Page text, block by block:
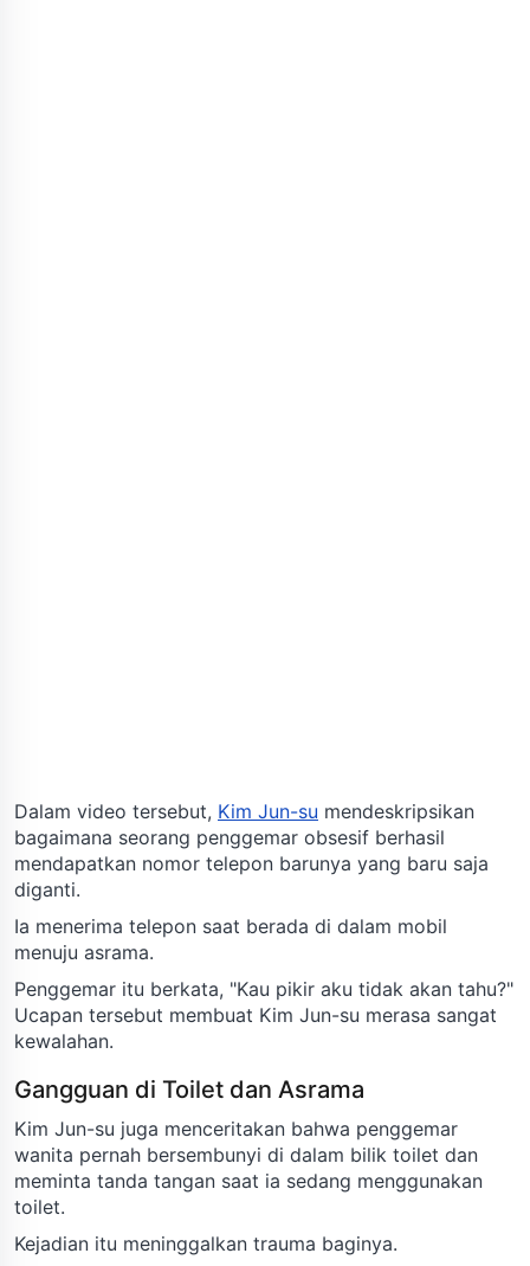
Dalam video tersebut, Kim Jun-su mendeskripsikan
bagaimana seorang penggemar obsesif berhasil
mendapatkan nomor telepon barunya yang baru saja
diganti.
Ia menerima telepon saat berada di dalam mobil
menuju asrama.
Penggemar itu berkata, "Kau pikir aku tidak akan tahu?"
Ucapan tersebut membuat Kim Jun-su merasa sangat
kewalahan.
Gangguan di Toilet dan Asrama
Kim Jun-su juga menceritakan bahwa penggemar
wanita pernah bersembunyi di dalam bilik toilet dan
meminta tanda tangan saat ia sedang menggunakan
toilet.
Kejadian itu meninggalkan trauma baginya.